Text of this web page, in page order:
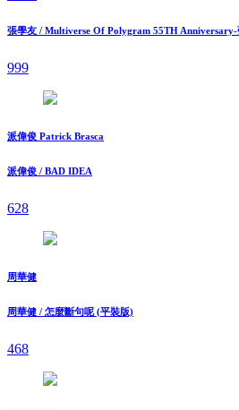
張學友 / Multiverse Of Polygram 55TH Anniversary-
999
派偉俊 Patrick Brasca
派偉俊 / BAD IDEA
628
周華健
周華健 / 怎麼斷句呢 (平裝版)
468